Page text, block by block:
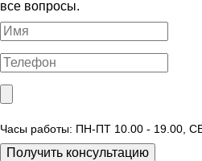
все вопросы.
Часы работы: ПН-ПТ 10.00 - 19.00, СБ